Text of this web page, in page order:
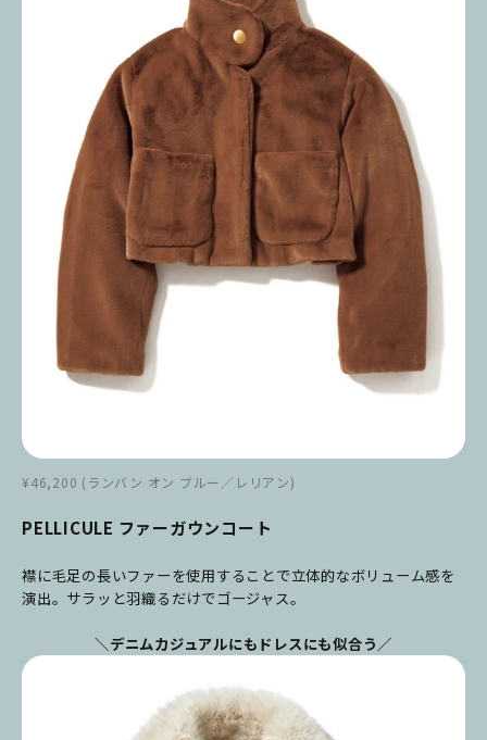
¥46,200 (ランバン オン ブルー／レリアン)
PELLICULE ファーガウンコート
襟に毛足の長いファーを使用することで立体的なボリューム感を
演出。サラッと羽織るだけでゴージャス。
＼デニムカジュアルにもドレスにも似合う／